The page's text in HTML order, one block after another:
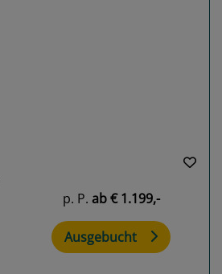
p. P. ab€ 1.199,-
Ausgebucht